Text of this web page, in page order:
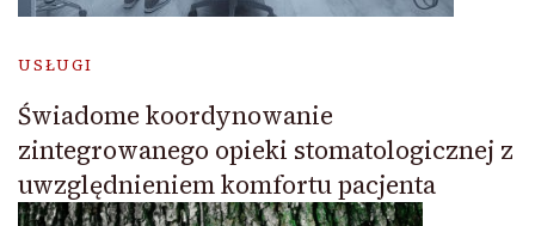
USŁUGI
Świadome koordynowanie
zintegrowanego opieki stomatologicznej z
uwzględnieniem komfortu pacjenta